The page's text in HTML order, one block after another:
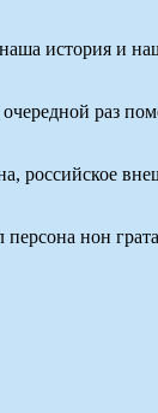
история и
раз
российское
нон